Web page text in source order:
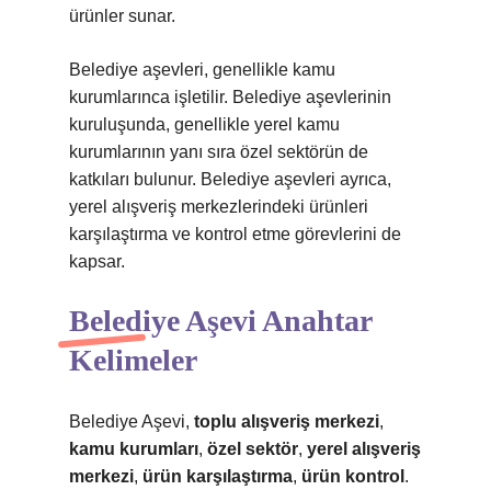
ürünler sunar.
Belediye aşevleri, genellikle kamu
kurumlarınca işletilir. Belediye aşevlerinin
kuruluşunda, genellikle yerel kamu
kurumlarının yanı sıra özel sektörün de
katkıları bulunur. Belediye aşevleri ayrıca,
yerel alışveriş merkezlerindeki ürünleri
karşılaştırma ve kontrol etme görevlerini de
kapsar.
Belediye Aşevi Anahtar
Kelimeler
Belediye Aşevi, toplu alışveriş merkezi,
kamu kurumları, özel sektör, yerel alışveriş
merkezi, ürün karşılaştırma, ürün kontrol .